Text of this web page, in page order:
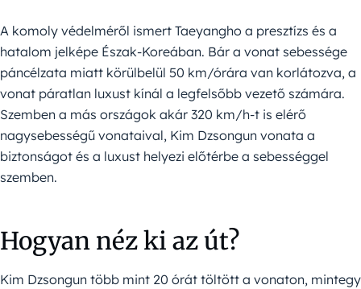
A komoly védelméről ismert Taeyangho a presztízs és a
hatalom jelképe Észak-Koreában. Bár a vonat sebessége
páncélzata miatt körülbelül 50 km/órára van korlátozva, a
vonat páratlan luxust kínál a legfelsőbb vezető számára.
Szemben a más országok akár 320 km/h-t is elérő
nagysebességű vonataival, Kim Dzsongun vonata a
biztonságot és a luxust helyezi előtérbe a sebességgel
szemben.
Hogyan néz ki az út?
Kim Dzsongun több mint 20 órát töltött a vonaton, mintegy